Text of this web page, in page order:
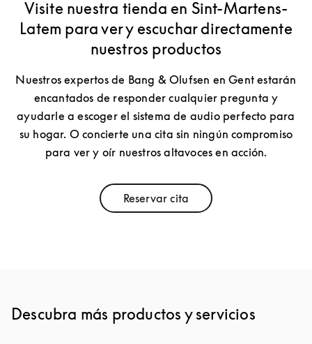
Visite nuestra tienda en Sint-Martens-
Latem para ver y escuchar directamente
nuestros productos
Nuestros expertos de Bang & Olufsen en Gent estarán
encantados de responder cualquier pregunta y
ayudarle a escoger el sistema de audio perfecto para
su hogar. O concierte una cita sin ningún compromiso
para ver y oír nuestros altavoces en acción.
Reservar citaLink Opens in New Tab
Descubra más productos y servicios